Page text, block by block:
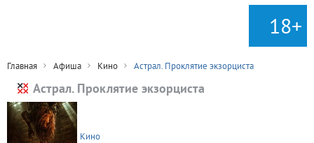
18+
Главная Афиша Кино Астрал. Проклятие экзорциста
Астрал. Проклятие экзорциста
Кино